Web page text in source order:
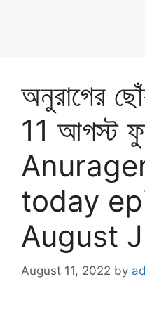
অনুরাগের
11 আগস্ট
today
August
August 11, 2022 by